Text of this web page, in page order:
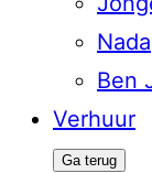
Nada
Ben
Verhuur
Ga terug